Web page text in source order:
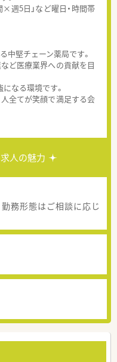
週5日」など曜日・時間帯
堅チェーン薬局です。
ど医療業界への貢献を目
なる環境です。
全てが笑顔で満足する会
求人の魅力
務形態はご相談に応じ